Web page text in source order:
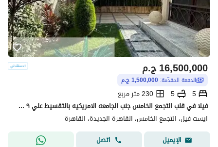
ج.م16,500,000
الدفعة المقدّمة: 1,500,000 ج.م
5
5
230 متر مربع
فيلا في قلب التجمع الخامس جنب الجامعه الامريكيه بالتقسيط علي ٩ سنين
ايست فيل، التجمع الخامس، القاهرة الجديدة، القاهرة
الإيميل
اتصل